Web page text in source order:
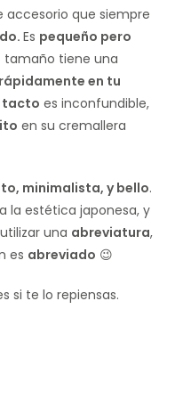
accesorio que siempre
Es pequeño pero
tamaño tiene una
en tu
tacto es inconfundible,
en su cremallera
minimalista, y bello.
la estética japonesa, y
una abreviatura,
es abreviado 😉
si te lo repiensas.